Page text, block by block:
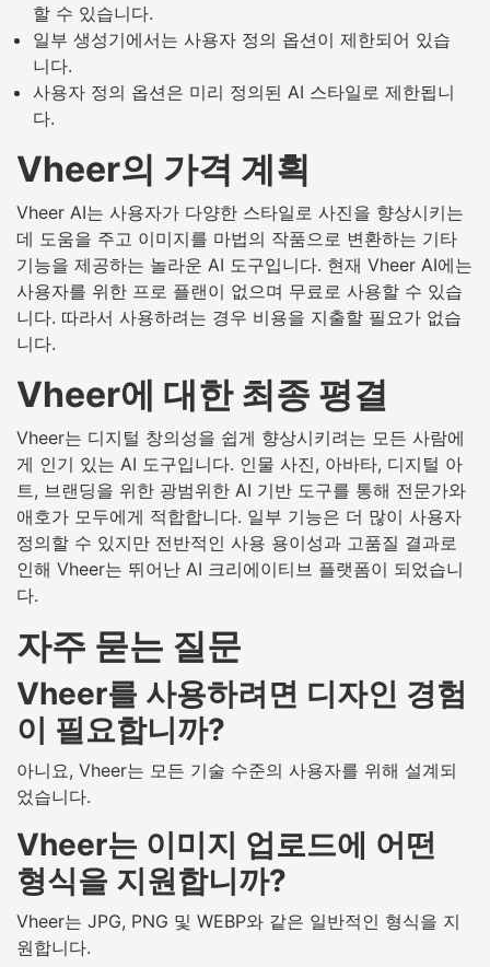
할 수 있습니다.
일부 생성기에서는 사용자 정의 옵션이 제한되어 있습
니다.
사용자 정의 옵션은 미리 정의된 AI 스타일로 제한됩니
다.
Vheer의 가격 계획
Vheer AI는 사용자가 다양한 스타일로 사진을 향상시키는
데 도움을 주고 이미지를 마법의 작품으로 변환하는 기타
기능을 제공하는 놀라운 AI ​​도구입니다. 현재 Vheer AI에는
사용자를 위한 프로 플랜이 없으며 무료로 사용할 수 있습
니다. 따라서 사용하려는 경우 비용을 지출할 필요가 없습
니다.
Vheer에 대한 최종 평결
Vheer는 디지털 창의성을 쉽게 향상시키려는 모든 사람에
게 인기 있는 AI 도구입니다. 인물 사진, 아바타, 디지털 아
트, 브랜딩을 위한 광범위한 AI 기반 도구를 통해 전문가와
애호가 모두에게 적합합니다. 일부 기능은 더 많이 사용자
정의할 수 있지만 전반적인 사용 용이성과 고품질 결과로
인해 Vheer는 뛰어난 AI 크리에이티브 플랫폼이 되었습니
다.
자주 묻는 질문
Vheer를 사용하려면 디자인 경험
이 필요합니까?
아니요, Vheer는 모든 기술 수준의 사용자를 위해 설계되
었습니다.
Vheer는 이미지 업로드에 어떤
형식을 지원합니까?
Vheer는 JPG, PNG 및 WEBP와 같은 일반적인 형식을 지
원합니다.